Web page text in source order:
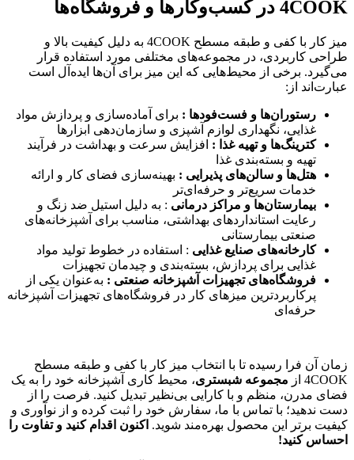
4COOK در کسب‌وکارها و فروشگاه‌ها
میز کار با کفی و طبقه مسطح 4COOK به دلیل کیفیت بالا و
طراحی کاربردی، در مجموعه‌های مختلفی مورد استفاده قرار
می‌گیرد. برخی از محیط‌هایی که این میز برای آن‌ها ایده‌آل است
عبارت‌اند از:
رستوران‌ها و فست‌فودها : برای آماده‌سازی و پردازش مواد
غذایی، نگهداری لوازم آشپزی و سازمان‌دهی ابزارها
کترینگ‌ها و تهیه غذا : افزایش سرعت و بهداشت در فرآیند
تهیه و بسته‌بندی غذا
هتل‌ها و سالن‌های پذیرایی : بهینه‌سازی فضای کار و ارائه
خدمات سریع‌تر و حرفه‌ای‌تر
بیمارستان‌ها و مراکز درمانی : به دلیل استیل ضد زنگ و
رعایت استانداردهای بهداشتی، مناسب برای آشپزخانه‌های
صنعتی بیمارستانی
کارخانه‌های صنایع غذایی : استفاده در خطوط تولید مواد
غذایی برای پردازش، بسته‌بندی و چیدمان تجهیزات
فروشگاه‌های تجهیزات آشپزخانه صنعتی : به‌عنوان یکی از
پرکاربردترین میزهای کار در فروشگاه‌های تجهیزات آشپزخانه
حرفه‌ای
زمان آن فرا رسیده تا با انتخاب میز کار با کفی و طبقه مسطح
4COOK از
مجموعه شبستری، محیط کاری آشپزخانه خود را به یک
فضای مدرن، منظم و با کارایی بی‌نظیر تبدیل کنید. فرصت را از
دست ندهید؛ با تماس با ما، سفارش خود را ثبت کرده و از نوآوری و
کیفیت برتر این محصول بهره‌مند شوید. اکنون اقدام کنید و تفاوت را
احساس کنید!